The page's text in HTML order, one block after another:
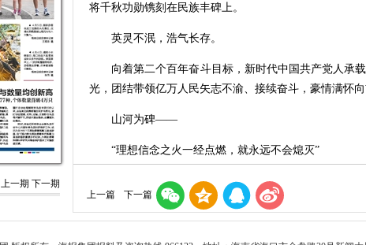
上一期 下一期
将千秋功勋镌刻在民族丰碑上。
英灵不泯，浩气长存。
向着第二个百年奋斗目标，新时代中国共产党人承载
光，团结带领亿万人民矢志不渝、接续奋斗，豪情满怀向
山河为碑——
“理想信念之火一经点燃，就永远不会熄灭”
又是一年清明至。
湖南桂东县仙山陵园里，青山乡党员干部陪着方
上一篇 下一篇